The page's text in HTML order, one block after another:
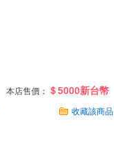
本店售價： ＄5000新台幣
收藏該商品